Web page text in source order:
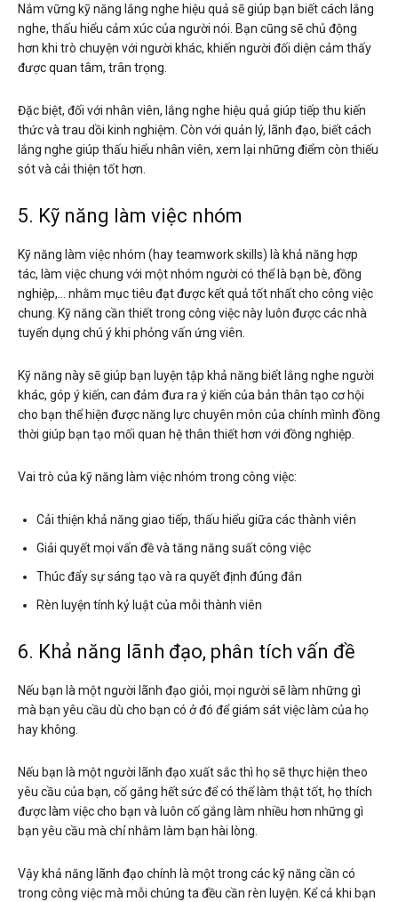
Nắm vững kỹ năng lắng nghe hiệu quả sẽ giúp bạn biết cách lắng
nghe, thấu hiểu cảm xúc của người nói. Bạn cũng sẽ chủ động
hơn khi trò chuyện với người khác, khiến người đối diện cảm thấy
được quan tâm, trân trọng.
Đặc biệt, đối với nhân viên, lắng nghe hiệu quả giúp tiếp thu kiến
thức và trau dồi kinh nghiệm. Còn với quản lý, lãnh đạo, biết cách
lắng nghe giúp thấu hiểu nhân viên, xem lại những điểm còn thiếu
sót và cải thiện tốt hơn.
5. Kỹ năng làm việc nhóm
Kỹ năng làm việc nhóm (hay teamwork skills) là khả năng hợp
tác, làm việc chung với một nhóm người có thể là bạn bè, đồng
nghiệp,… nhằm mục tiêu đạt được kết quả tốt nhất cho công việc
chung. Kỹ năng cần thiết trong công việc này luôn được các nhà
tuyển dụng chú ý khi phỏng vấn ứng viên.
Kỹ năng này sẽ giúp bạn luyện tập khả năng biết lắng nghe người
khác, góp ý kiến, can đảm đưa ra ý kiến của bản thân tạo cơ hội
cho bạn thể hiện được năng lực chuyên môn của chính mình đồng
thời giúp bạn tạo mối quan hệ thân thiết hơn với đồng nghiệp.
Vai trò của kỹ năng làm việc nhóm trong công việc:
Cải thiện khả năng giao tiếp, thấu hiểu giữa các thành viên
Giải quyết mọi vấn đề và tăng năng suất công việc
Thúc đẩy sự sáng tạo và ra quyết định đúng đắn
Rèn luyện tính kỷ luật của mỗi thành viên
6. Khả năng lãnh đạo, phân tích vấn đề
Nếu bạn là một người lãnh đạo giỏi, mọi người sẽ làm những gì
mà bạn yêu cầu dù cho bạn có ở đó để giám sát việc làm của họ
hay không.
Nếu bạn là một người lãnh đạo xuất sắc thì họ sẽ thực hiện theo
yêu cầu của bạn, cố gắng hết sức để có thể làm thật tốt, họ thích
được làm việc cho bạn và luôn cố gắng làm nhiều hơn những gì
bạn yêu cầu mà chỉ nhằm làm bạn hài lòng.
Vậy khả năng lãnh đạo chính là một trong các kỹ năng cần có
trong công việc mà mỗi chúng ta đều cần rèn luyện. Kể cả khi bạn